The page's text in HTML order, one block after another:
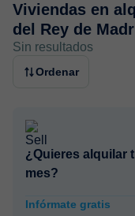
Viviendas en
del Rey de
Sin resultados
Ordenar
¿Quieres alquilar
mes?
Infórmate gratis